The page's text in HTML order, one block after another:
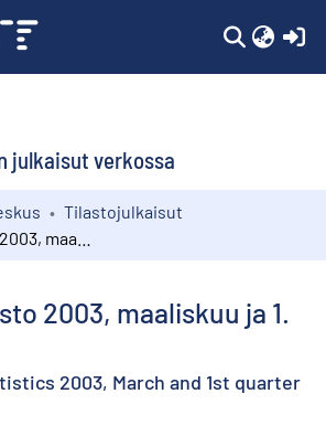
julkaisut verkossa
Tilastojulkaisut
2003, maaliskuu ja 1.
2003, March and 1st quarter